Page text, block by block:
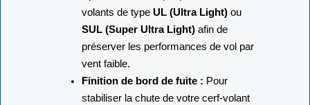
volants de type UL (Ultra Light)ou
SUL (Super Ultra Light)afin de
préserver les performances de vol par
vent faible.
Finition de bord de fuite : Pour
stabiliser la chute de votre cerf-volant